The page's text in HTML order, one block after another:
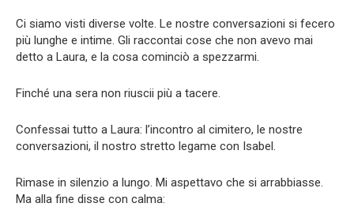
Ci siamo visti diverse volte. Le nostre conversazioni si fecero
più lunghe e intime. Gli raccontai cose che non avevo mai
detto a Laura, e la cosa cominciò a spezzarmi.
Finché una sera non riuscii più a tacere.
Confessai tutto a Laura: l’incontro al cimitero, le nostre
conversazioni, il nostro stretto legame con Isabel.
Rimase in silenzio a lungo. Mi aspettavo che si arrabbiasse.
Ma alla fine disse con calma: